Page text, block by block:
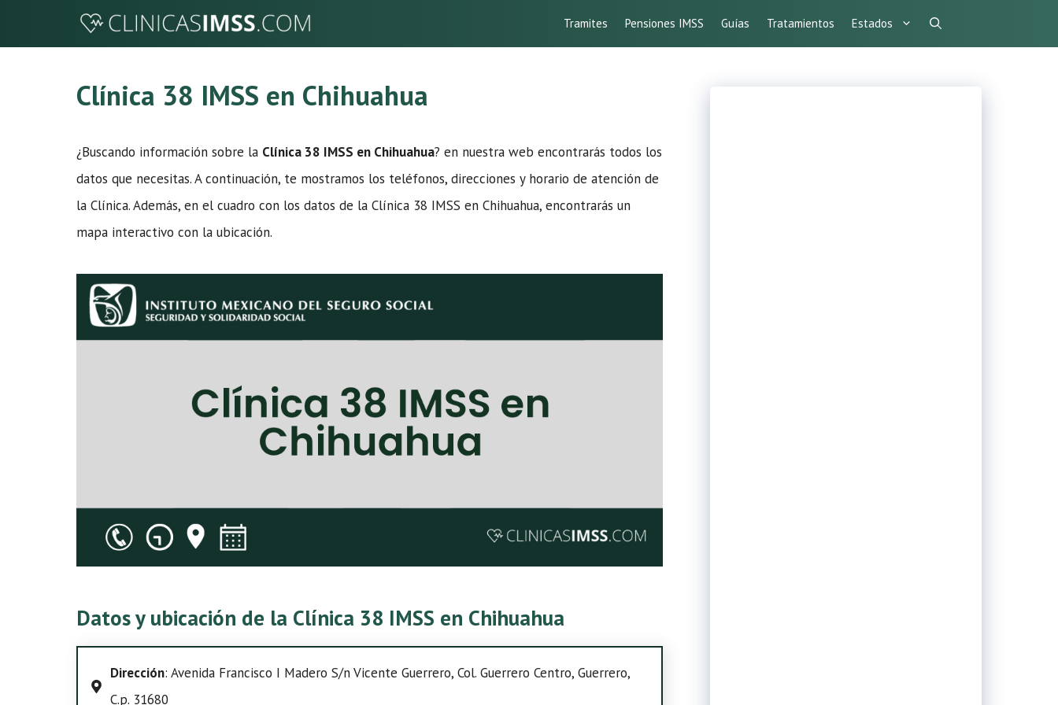
Tramites Pensiones IMSS Guías Tratamientos Estados
Clínica 38 IMSS en Chihuahua
¿Buscando información sobre la Clínica 38 IMSS en Chihuahua? en nuestra web encontrarás todos los
datos que necesitas. A continuación, te mostramos los teléfonos, direcciones y horario de atención de
la Clínica. Además, en el cuadro con los datos de la Clínica 38 IMSS en Chihuahua, encontrarás un
mapa interactivo con la ubicación.
Datos y ubicación de la Clínica 38 IMSS en Chihuahua
Dirección: Avenida Francisco I Madero S/n Vicente Guerrero, Col. Guerrero Centro, Guerrero,
C.p. 31680